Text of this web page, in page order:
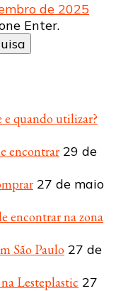
de 2025
Enter.
e quando utilizar?
encontrar 29 de
27 de maio
encontrar na zona
São Paulo 27 de
Lesteplastic 27